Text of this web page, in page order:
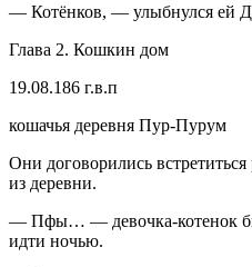
— Котёнков, — улыбнулся ей
Глава 2. Кошкин дом
19.08.186 г.в.п
кошачья деревня Пур-Пурум
Они договорились
из деревни.
— Пфы… — девочка-котенок
идти ночью.